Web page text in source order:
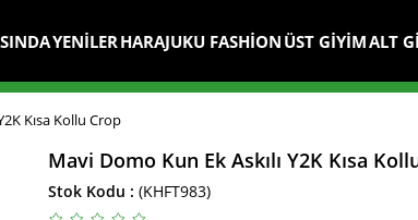
YENİLER HARAJUKU FASHİON ÜST GİYİMALT
Kısa Kollu Crop
Mavi Domo Kun Ek Askılı Y2K Kısa
Stok Kodu (KHFT983)